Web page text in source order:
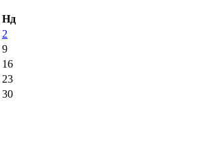
Нд
2
9
16
23
30